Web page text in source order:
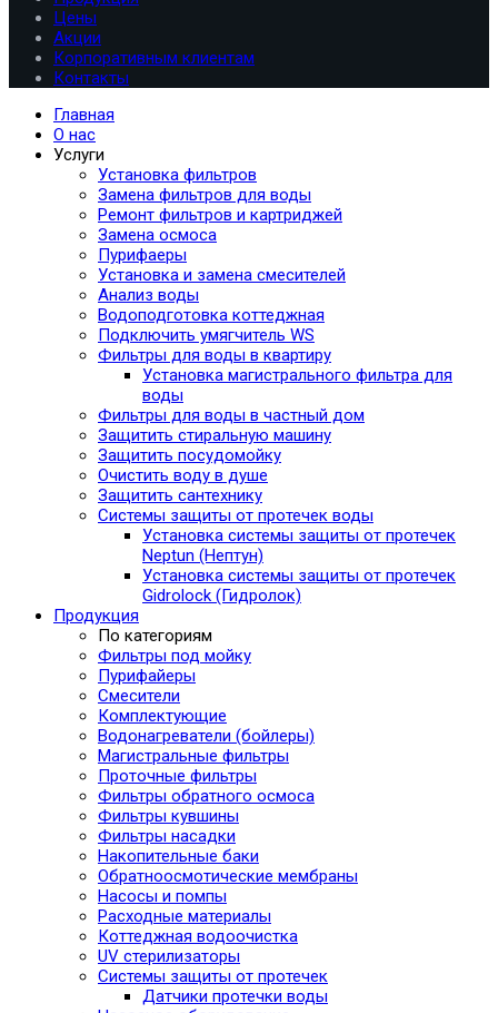
Цены
Акции
Корпоративным клиентам
Контакты
Главная
О нас
Услуги
Установка фильтров
Замена фильтров для воды
Ремонт фильтров и картриджей
Замена осмоса
Пурифаеры
Установка и замена смесителей
Анализ воды
Водоподготовка коттеджная
Подключить умягчитель WS
Фильтры для воды в квартиру
Установка магистрального фильтра для
воды
Фильтры для воды в частный дом
Защитить стиральную машину
Защитить посудомойку
Очистить воду в душе
Защитить сантехнику
Системы защиты от протечек воды
Установка системы защиты от протечек
Neptun (Нептун)
Установка системы защиты от протечек
Gidrolock (Гидролок)
Продукция
По категориям
Фильтры под мойку
Пурифайеры
Смесители
Комплектующие
Водонагреватели (бойлеры)
Магистральные фильтры
Проточные фильтры
Фильтры обратного осмоса
Фильтры кувшины
Фильтры насадки
Накопительные баки
Обратноосмотические мембраны
Насосы и помпы
Расходные материалы
Коттеджная водоочистка
UV стерилизаторы
Системы защиты от протечек
Датчики протечки воды